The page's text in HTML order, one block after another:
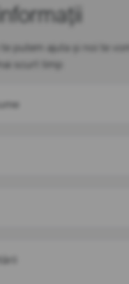
putem ajuta și noi te vom
scurt timp